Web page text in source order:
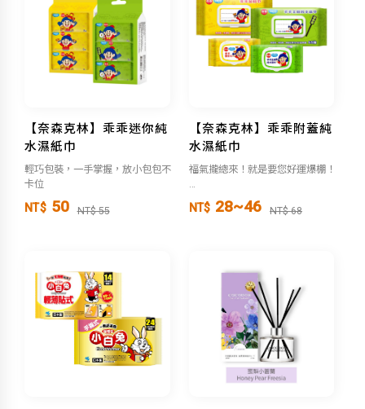
【奈森克林】乖乖迷你純
水濕紙巾
輕巧包裝，一手掌握，放小包包不
卡位
NT$ 50 NT$ 55
【奈森克林】乖乖附蓋純
水濕紙巾
福氣攏總來！就是要您好運爆棚！
●綠色金順-祈求金順利
NT$ 28~46 NT$ 68